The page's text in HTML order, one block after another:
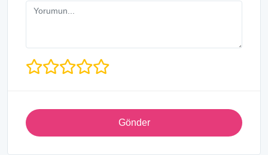
Gönder